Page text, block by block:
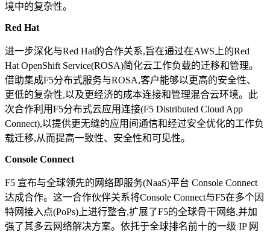
境中的复杂性。
Red Hat
进一步深化与Red Hat的合作关系,旨在通过在AWS上的Red
Hat OpenShift Service(ROSA)简化云工作负载的迁移和管理。
借助集成F5分布式服务与ROSA,客户能够以更高的安全性、
更低的复杂性,以及更经济的成本连接和管理混合云环境。此
次合作利用F5分布式云应用连接(F5 Distributed Cloud App
Connect),以提供更无缝的应用间通信和经过安全优化的工作负
载迁移,从而提高一致性、安全性和可见性。
Console Connect
F5 宣布与全球领先的网络即服务(NaaS)平台 Console Connect
达成合作。这一合作伙伴关系将Console Connect与F5在多个因
特网接入点(PoPs)上进行整合,扩展了F5的全球骨干网络,并加
强了其多云网络解决方案。依托于全球排名前十的一级 IP 网